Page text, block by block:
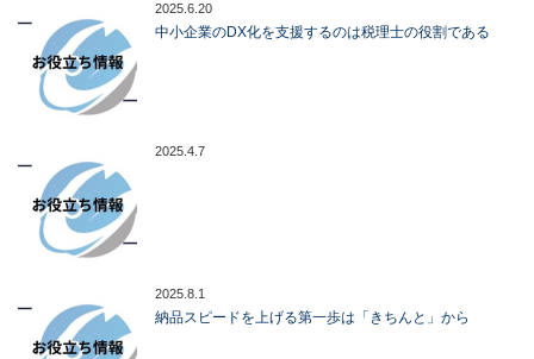
2025.6.20
中小企業のDX化を支援するのは税理士の役割である
2025.4.7
2025.8.1
納品スピードを上げる第一歩は「きちんと」から